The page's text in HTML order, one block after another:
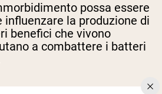
possa essere
influenzare la produzione di
benefici che vivono
a combattere i batteri